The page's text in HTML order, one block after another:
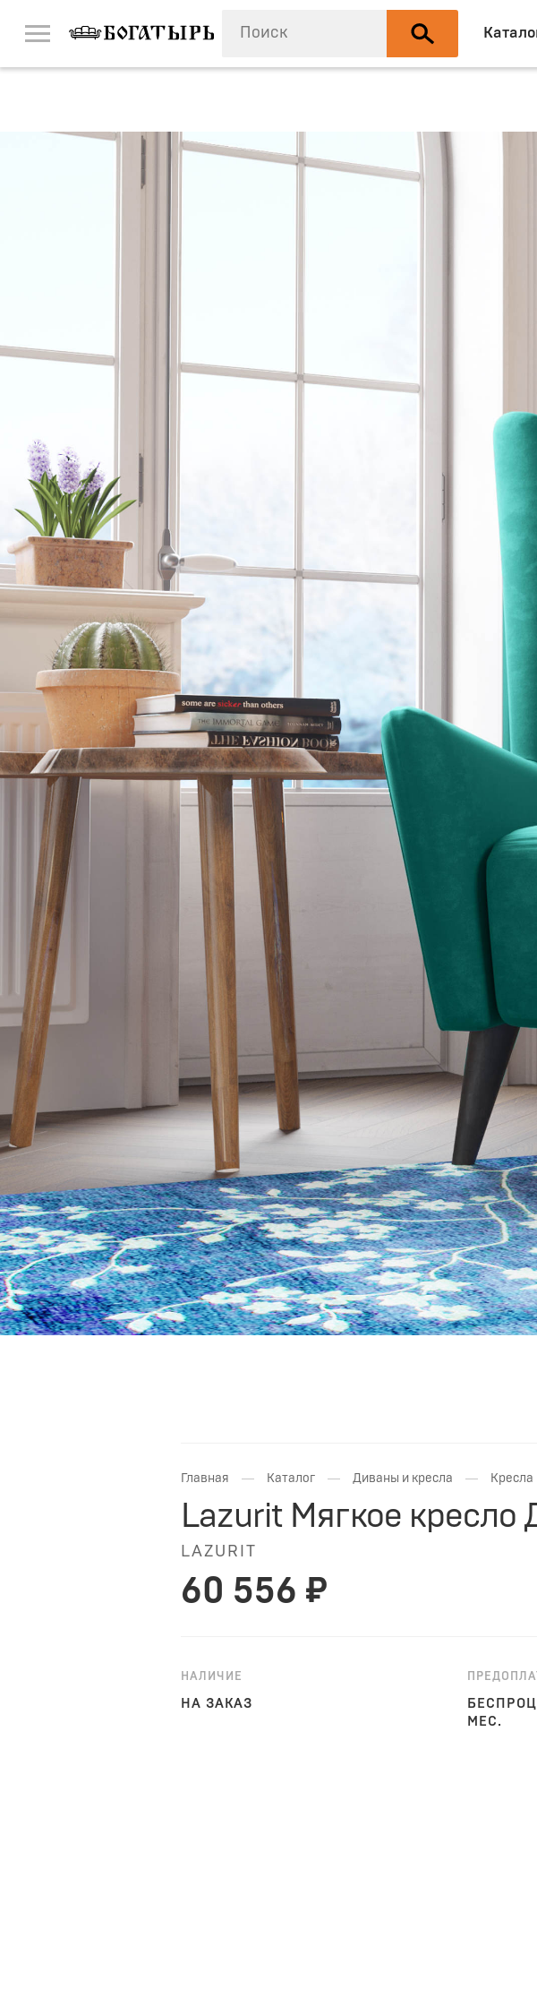
Главная — Каталог — Диваны и кресла — Кресла
Lazurit Мягкое кресло
LAZURIT
60 556 ₽
НАЛИЧИЕ
НА ЗАКАЗ
МЕС.